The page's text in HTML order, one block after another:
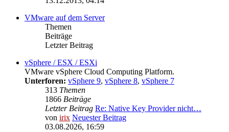
VMware auf dem Server
Themen
Beiträge
Letzter Beitrag
vSphere / ESX / ESXi
VMware vSphere Cloud Computing Platform.
Unterforen: vSphere 9, vSphere 8, vSphere 7
313 Themen
1866 Beiträge
Letzter Beitrag Re: Native Key Provider nicht…
von irix Neuester Beitrag
03.08.2026, 16:59